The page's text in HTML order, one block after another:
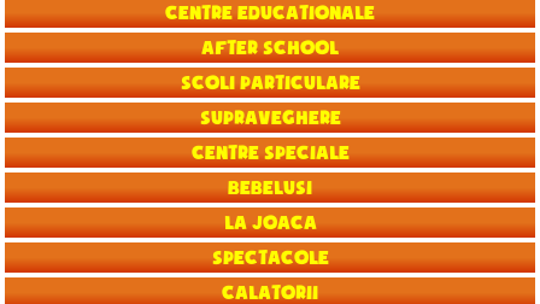
Centre educationale
After School
Scoli particulare
Supraveghere
Centre speciale
Bebelusi
La joaca
Spectacole
Calatorii